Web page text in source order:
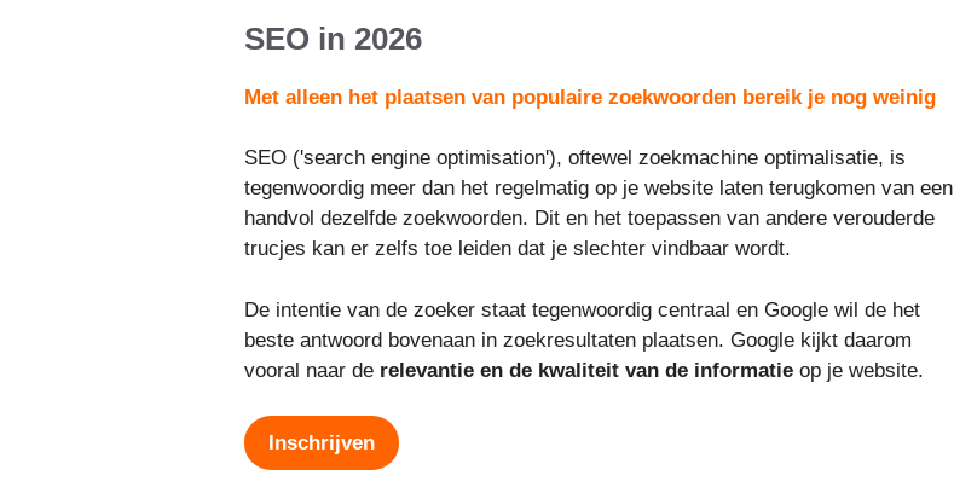
SEO in 2026
Met alleen het plaatsen van populaire zoekwoorden bereik je nog weinig
SEO ('search engine optimisation'), oftewel zoekmachine optimalisatie, is
tegenwoordig meer dan het regelmatig op je website laten terugkomen van een
handvol dezelfde zoekwoorden. Dit en het toepassen van andere verouderde
trucjes kan er zelfs toe leiden dat je slechter vindbaar wordt.
De intentie van de zoeker staat tegenwoordig centraal en Google wil de het
beste antwoord bovenaan in zoekresultaten plaatsen. Google kijkt daarom
vooral naar de relevantie en de kwaliteit van de informatie op je website.
Inschrijven